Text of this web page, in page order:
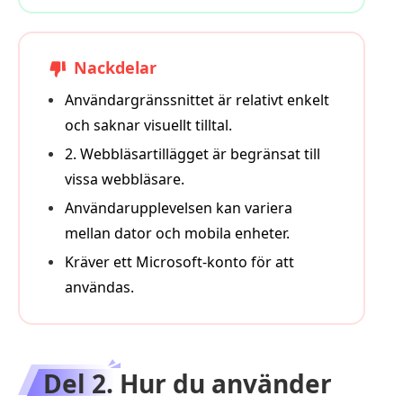
Nackdelar
Användargränssnittet är relativt enkelt
och saknar visuellt tilltal.
2. Webbläsartillägget är begränsat till
vissa webbläsare.
Användarupplevelsen kan variera
mellan dator och mobila enheter.
Kräver ett Microsoft-konto för att
användas.
Del 2. Hur du använder